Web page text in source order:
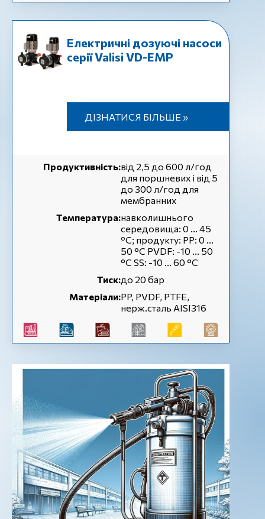
Електричні дозуючі насоси
серії Valisi VD-EMP
ДІЗНАТИСЯ БІЛЬШЕ »
Продуктивність:від 2,5 до 600 л/год
для поршневих і від 5
до 300 л/год для
мембранних
Температура:навколишнього
середовища: 0 ... 45
ºC; продукту: PP: 0 ...
50 °C PVDF: -10 ... 50
°C SS: -10 ... 60 °C
Тиск:до 20 бар
Матеріали:PP, PVDF, PTFE,
нерж.сталь AISI316